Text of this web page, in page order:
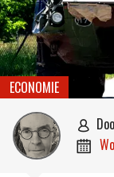
ECONOMIE

